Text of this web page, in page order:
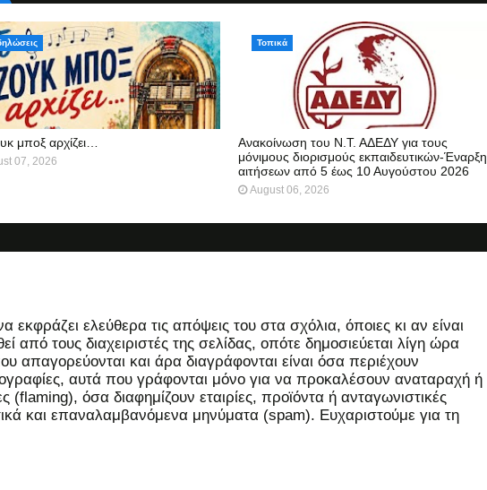
μπoξ αρχίζει…
07, 2026
Τοπικά
Ανακοίνωση του Ν.Τ. ΑΔΕΔΥ για τους
μόνιμους διορισμούς εκπαιδευτικών-Έναρξη
αιτήσεων από 5 έως 10 Αυγούστου 2026
August 06, 2026
ελεύθερα τις απόψεις του στα σχόλια, όποιες κι αν είναι
από τους διαχειριστές της σελίδας, οπότε δημοσιεύεται λίγη ώρα
απαγορεύονται και άρα διαγράφονται είναι όσα περιέχουν
αυτά που γράφονται μόνο για να προκαλέσουν αναταραχή ή
όσα διαφημίζουν εταιρίες, προϊόντα ή ανταγωνιστικές
και επαναλαμβανόμενα μηνύματα (spam). Ευχαριστούμε για τη